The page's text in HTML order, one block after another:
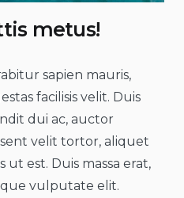
metus!
sapien mauris,
facilisis velit. Duis
dui ac, auctor
velit tortor, aliquet
est. Duis massa erat,
vulputate elit.